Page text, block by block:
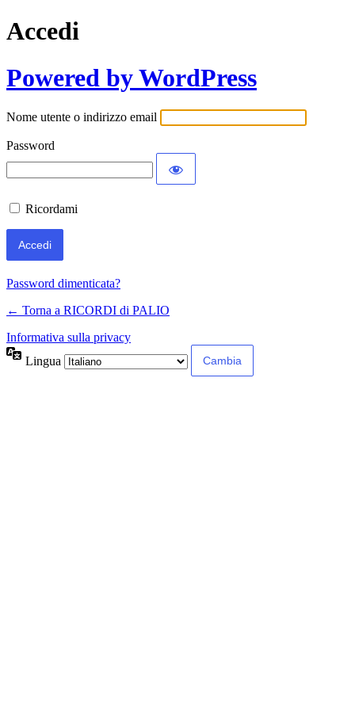
Accedi
Powered by WordPress
Nome utente o indirizzo email
Password
Ricordami
Password dimenticata?
← Torna a RICORDI di PALIO
Informativa sulla privacy
Lingua